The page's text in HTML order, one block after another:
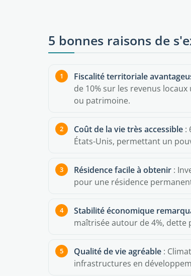
5 bonnes raisons de
Fiscalité territoriale
de 10% sur les revenus
ou patrimoine.
Coût de la vie très accessible :
États-Unis, permettant un
Résidence facile à obtenir :
pour une résidence
Stabilité économique
maîtrisée autour de 4%, dette
Qualité de vie agréable :
infrastructures en